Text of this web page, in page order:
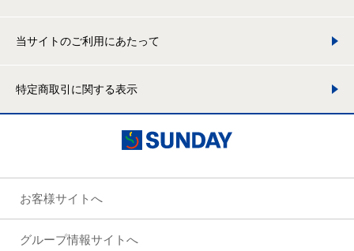
当サイトのご利用にあたって
特定商取引に関する表示
お客様サイトへ
グループ情報サイトへ